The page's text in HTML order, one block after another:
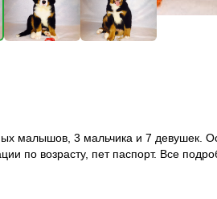
малышов, 3 мальчика и 7 девушек.
по возрасту, пет паспорт. Все